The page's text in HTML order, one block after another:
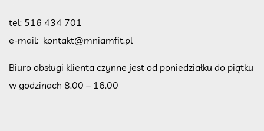
tel: 516 434 701
e-mail: kontakt@mniamfit.pl
Biuro obsługi klienta czynne jest od poniedziałku do piątku
w godzinach 8.00 – 16.00